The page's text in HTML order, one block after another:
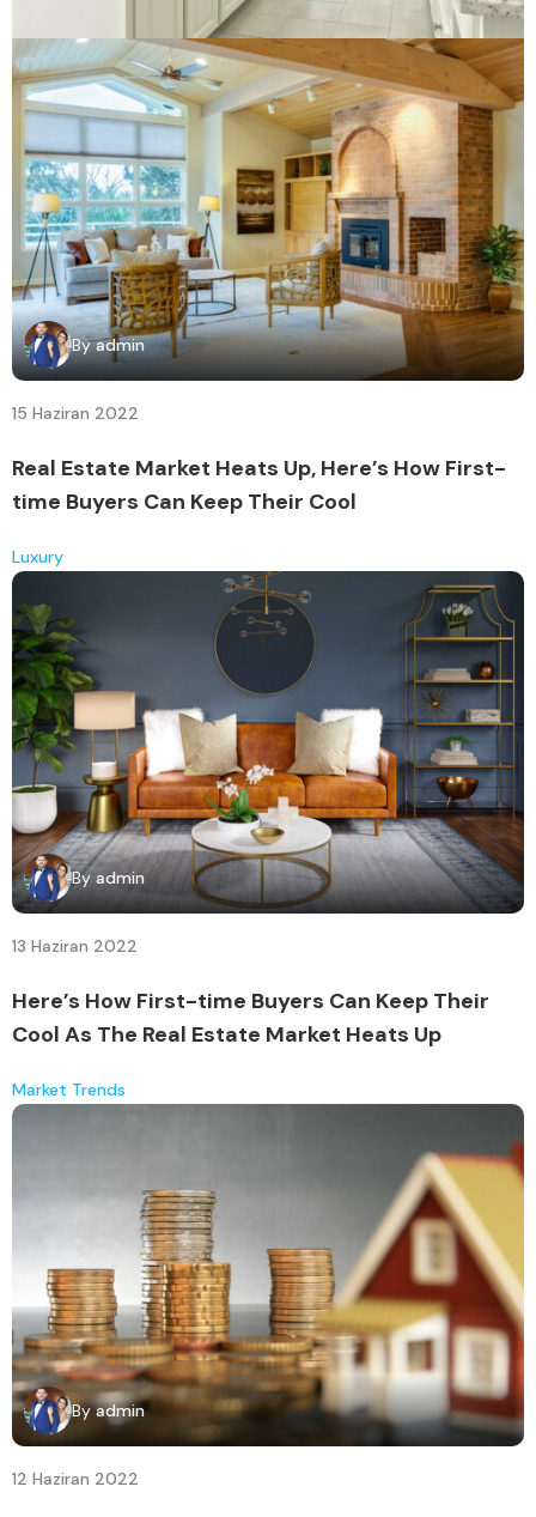
Byadmin
15 Haziran 2022
Real Estate Market Heats Up, Here’s How First-
time Buyers Can Keep Their Cool
Luxury
Byadmin
13 Haziran 2022
Here’s How First-time Buyers Can Keep Their
Cool As The Real Estate Market Heats Up
Market Trends
Byadmin
12 Haziran 2022